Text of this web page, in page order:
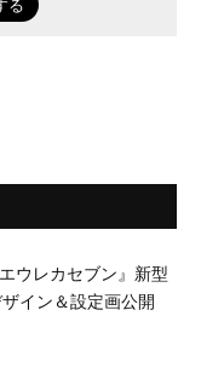
ウレカセブン』新型
イン＆設定画公開